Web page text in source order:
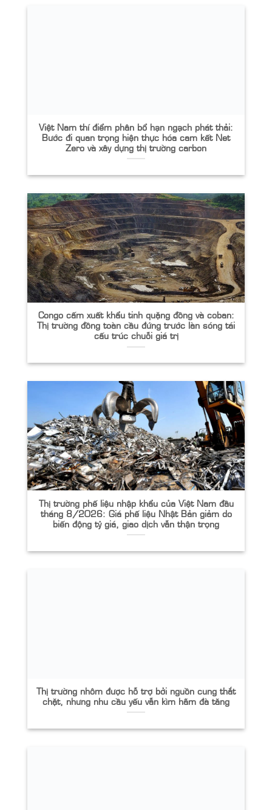
Việt Nam thí điểm phân bổ hạn ngạch phát thải:
Bước đi quan trọng hiện thực hóa cam kết Net
Zero và xây dựng thị trường carbon
Congo cấm xuất khẩu tinh quặng đồng và coban:
Thị trường đồng toàn cầu đứng trước làn sóng tái
cấu trúc chuỗi giá trị
Thị trường phế liệu nhập khẩu của Việt Nam đầu
tháng 8/2026: Giá phế liệu Nhật Bản giảm do
biến động tỷ giá, giao dịch vẫn thận trọng
Thị trường nhôm được hỗ trợ bởi nguồn cung thắt
chặt, nhưng nhu cầu yếu vẫn kìm hãm đà tăng